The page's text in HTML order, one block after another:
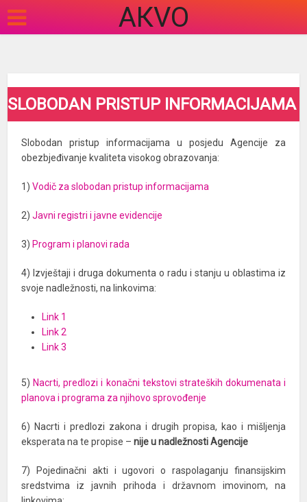
АКVO
SLOBODAN PRISTUP INFORMACIJAMA
Slobodan pristup informacijama u posjedu Agencije za
obezbjeđivanje kvaliteta visokog obrazovanja:
1)Vodič za slobodan pristup informacijama
2)Javni registri i javne evidencije
3) Program i planovi rada
4) Izvještaji i druga dokumenta o radu i stanju u oblastima iz
svoje nadležnosti, na linkovima:
Link 1
Link 2
Link 3
5) Nacrti, predlozi i konačni tekstovi strateških dokumenata i
planova i programa za njihovo sprovođenje
6) Nacrti i predlozi zakona i drugih propisa, kao i mišljenja
eksperata na te propise –nije u nadležnosti Agencije
7) Pojedinačni akti i ugovori o raspolaganju finansijskim
sredstvima iz javnih prihoda i državnom imovinom, na